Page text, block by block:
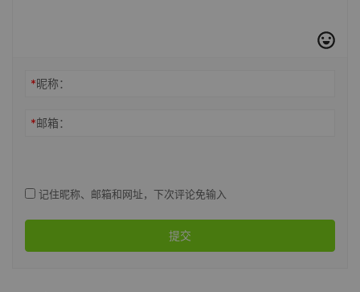
*昵称：
*邮箱：
记住昵称、邮箱和网址，下次评论免输入
提交